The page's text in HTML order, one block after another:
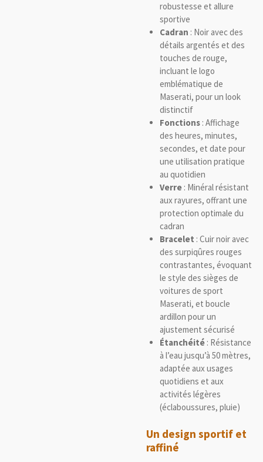
robustesse et allure
sportive
Cadran : Noir avec des
détails argentés et des
touches de rouge,
incluant le logo
emblématique de
Maserati, pour un look
distinctif
Fonctions : Affichage
des heures, minutes,
secondes, et date pour
une utilisation pratique
au quotidien
Verre : Minéral résistant
aux rayures, offrant une
protection optimale du
cadran
Bracelet : Cuir noir avec
des surpiqûres rouges
contrastantes, évoquant
le style des sièges de
voitures de sport
Maserati, et boucle
ardillon pour un
ajustement sécurisé
Étanchéité : Résistance
à l’eau jusqu’à 50 mètres,
adaptée aux usages
quotidiens et aux
activités légères
(éclaboussures, pluie)
Un design sportif et
raffiné